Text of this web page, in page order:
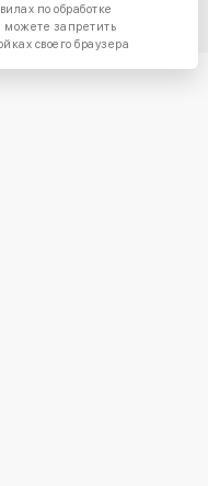
по обработке
можете запретить
своего браузера